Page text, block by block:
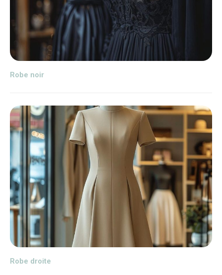
Robe noir
Robe droite